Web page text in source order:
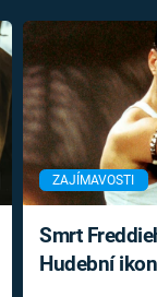
ZAJÍMAVOSTI
Smrt
Hudební